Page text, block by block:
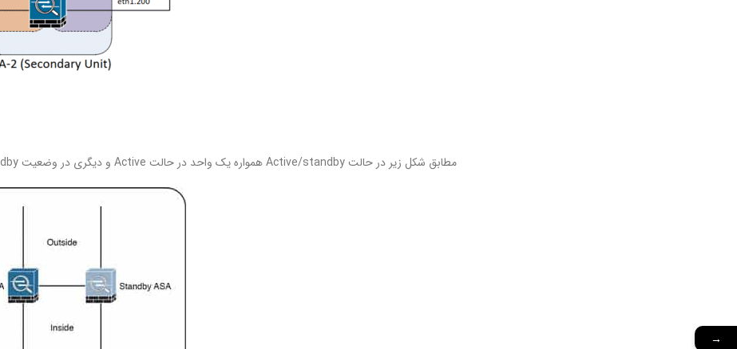
مطابق شکل زیر در حالت Active/standby همواره یک واحد در حالت Active و دیگری در وضعيت Standby است.
→